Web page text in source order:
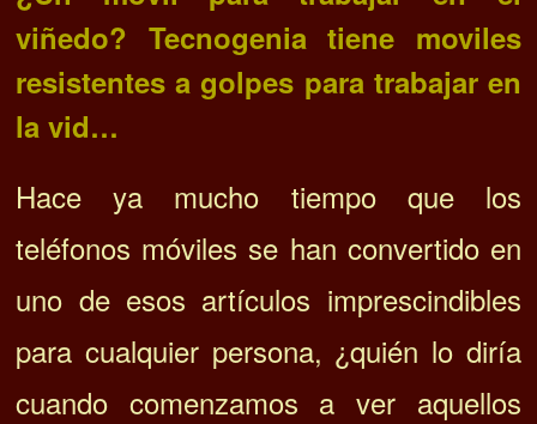
viñedo? Tecnogenia tiene moviles
resistentes a golpes para trabajar en
la vid…
Hace ya mucho tiempo que los
teléfonos móviles se han convertido en
uno de esos artículos imprescindibles
para cualquier persona, ¿quién lo diría
cuando comenzamos a ver aquellos